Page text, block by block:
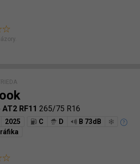
RF11 265/75 R16
2025 C D
B 73dB